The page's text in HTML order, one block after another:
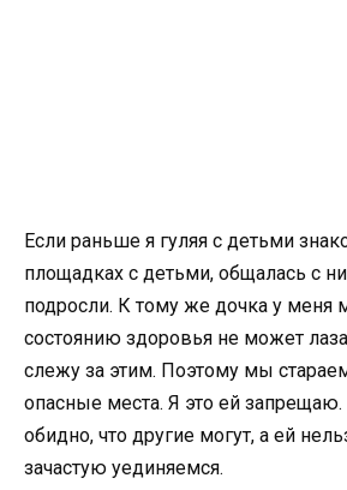
Если раньше я гуляя с детьми
площадках с детьми, общалась с
подросли. К тому же дочка у меня
состоянию здоровья не может
слежу за этим. Поэтому мы
опасные места. Я это ей
обидно, что другие могут, а ей
зачастую уединяемся.